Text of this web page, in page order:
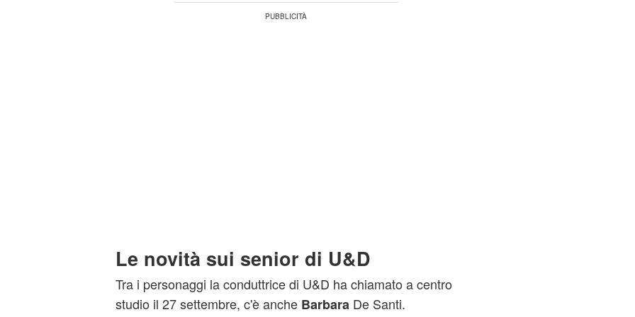
Le novità sui senior di U&D
Tra i personaggi la conduttrice di U&D ha chiamato a centro
studio il 27 settembre, c'è anche Barbara De Santi.